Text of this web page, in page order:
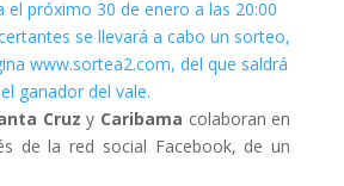
Cruz y Caribama colaboran en
de la red social Facebook, de un